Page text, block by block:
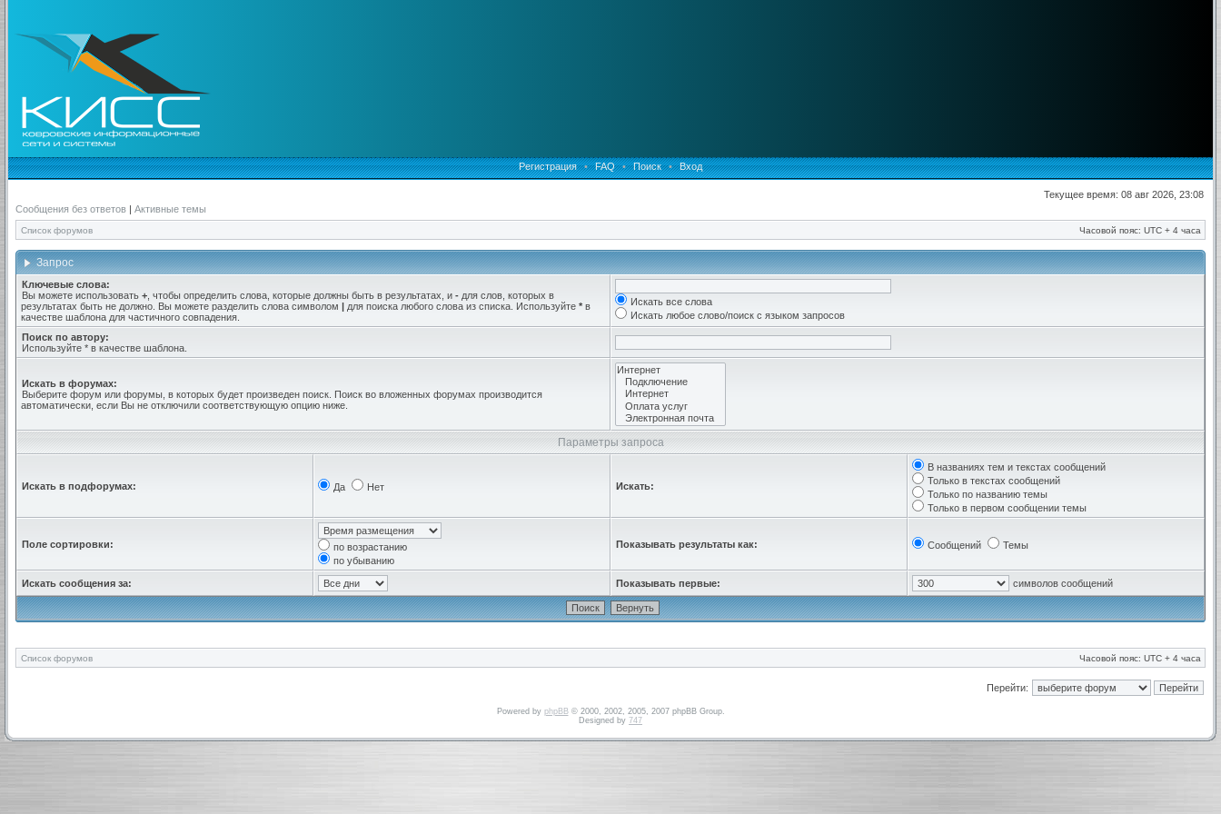
Регистрация • FAQ • Поиск • Вход
Текущее время: 08 авг 2026, 23:08
Сообщения без ответов | Активные темы
Список форумов Часовой пояс: UTC + 4 часа
Запрос
Ключевые слова:
Вы можете использовать + , чтобы определить слова, которые должны быть в результатах, и - для слов, которых в
результатах быть не должно. Вы можете разделить слова символом | для поиска любого слова из списка. Используйте * в
качестве шаблона для частичного совпадения.
Искать все слова
Искать любое слово/поиск с языком запросов
Поиск по автору:
Используйте * в качестве шаблона.
Искать в форумах:
Выберите форум или форумы, в которых будет произведен поиск. Поиск во вложенных форумах производится
автоматически, если Вы не отключили соответствующую опцию ниже.
Параметры запроса
Искать в подфорумах: Да Нет Искать:
В названиях тем и текстах сообщений
Только в текстах сообщений
Только по названию темы
Только в первом сообщении темы
Поле сортировки:
по возрастанию
по убыванию
Показывать результаты как: Сообщений Темы
Искать сообщения за: Показывать первые: символов сообщений
Список форумов Часовой пояс: UTC + 4 часа
Перейти:
Powered by phpBB© 2000, 2002, 2005, 2007 phpBB Group.
Designed by 747